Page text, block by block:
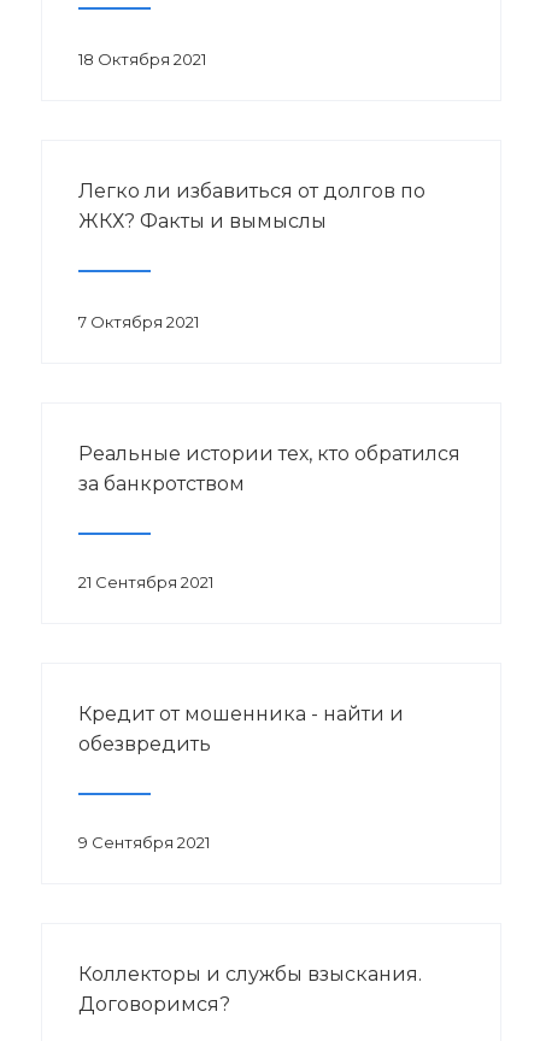
18 Октября 2021
Легко ли избавиться от долгов по
ЖКХ? Факты и вымыслы
7 Октября 2021
Реальные истории тех, кто обратился
за банкротством
21 Сентября 2021
Кредит от мошенника - найти и
обезвредить
9 Сентября 2021
Коллекторы и службы взыскания.
Договоримся?